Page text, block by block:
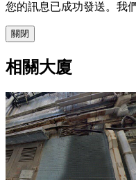
您的訊息已成功發送。我
關閉
相關大廈